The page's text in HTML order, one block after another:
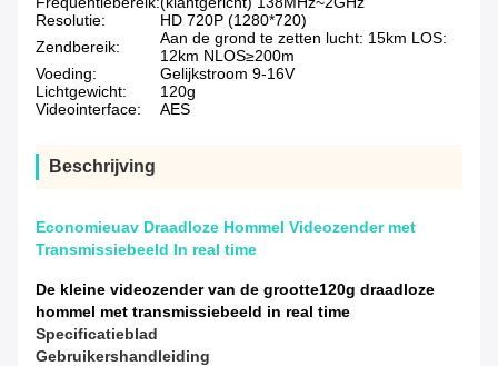
Resolutie:
HD 720P (1280*720)
Zendbereik:
Aan de grond te zetten lucht: 15km LOS:
12km NLOS≥200m
Voeding:
Gelijkstroom 9-16V
Lichtgewicht:
120g
Videointerface:
AES
Beschrijving
Economieuav Draadloze Hommel Videozender met
Transmissiebeeld In real time
De kleine videozender van de grootte120g draadloze
hommel met transmissiebeeld in real time
Specificatieblad
Gebruikershandleiding